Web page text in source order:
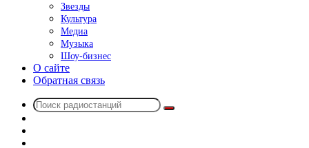
Звезды
Культура
Медиа
Музыка
Шоу-бизнес
О сайте
Обратная связь
Поиск